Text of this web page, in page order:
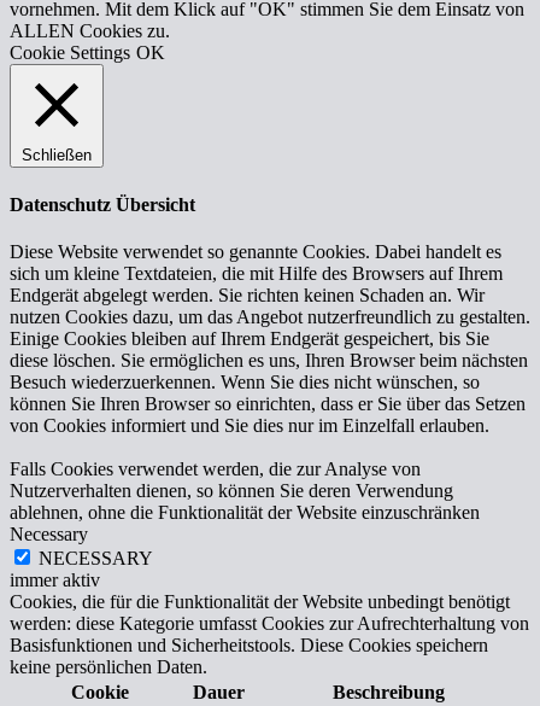
vornehmen. Mit dem Klick auf "OK" stimmen Sie dem Einsatz von
ALLEN Cookies zu.
Cookie Settings OK
Schließen
Datenschutz Übersicht
Diese Website verwendet so genannte Cookies. Dabei handelt es
sich um kleine Textdateien, die mit Hilfe des Browsers auf Ihrem
Endgerät abgelegt werden. Sie richten keinen Schaden an. Wir
nutzen Cookies dazu, um das Angebot nutzerfreundlich zu gestalten.
Einige Cookies bleiben auf Ihrem Endgerät gespeichert, bis Sie
diese löschen. Sie ermöglichen es uns, Ihren Browser beim nächsten
Besuch wiederzuerkennen. Wenn Sie dies nicht wünschen, so
können Sie Ihren Browser so einrichten, dass er Sie über das Setzen
von Cookies informiert und Sie dies nur im Einzelfall erlauben.
Falls Cookies verwendet werden, die zur Analyse von
Nutzerverhalten dienen, so können Sie deren Verwendung
ablehnen, ohne die Funktionalität der Website einzuschränken
Necessary
NECESSARY
immer aktiv
Cookies, die für die Funktionalität der Website unbedingt benötigt
werden: diese Kategorie umfasst Cookies zur Aufrechterhaltung von
Basisfunktionen und Sicherheitstools. Diese Cookies speichern
keine persönlichen Daten.
Cookie
Dauer Beschreibung